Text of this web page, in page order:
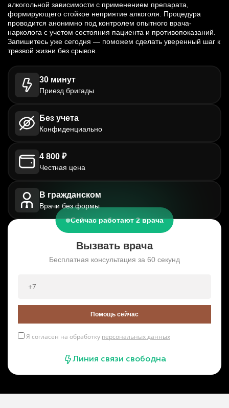
алкогольной зависимости с применением препарата,
формирующего стойкое неприятие алкоголя. Процедура
проводится анонимно под контролем опытного врача-
нарколога с учетом состояния пациента и противопоказаний.
Запишитесь уже сегодня — поможем сделать уверенный шаг к
трезвой жизни без срывов.
30 минут
Приезд бригады
Без учета
Конфиденциально
4 800 ₽
Честная цена
В гражданском
Врачи без формы
Сейчас работают 2 врача
Вызвать врача
Бесплатная консультация за 60 секунд
Помощь сейчас
Я согласен на обработку персональных данных
Линия связи свободна